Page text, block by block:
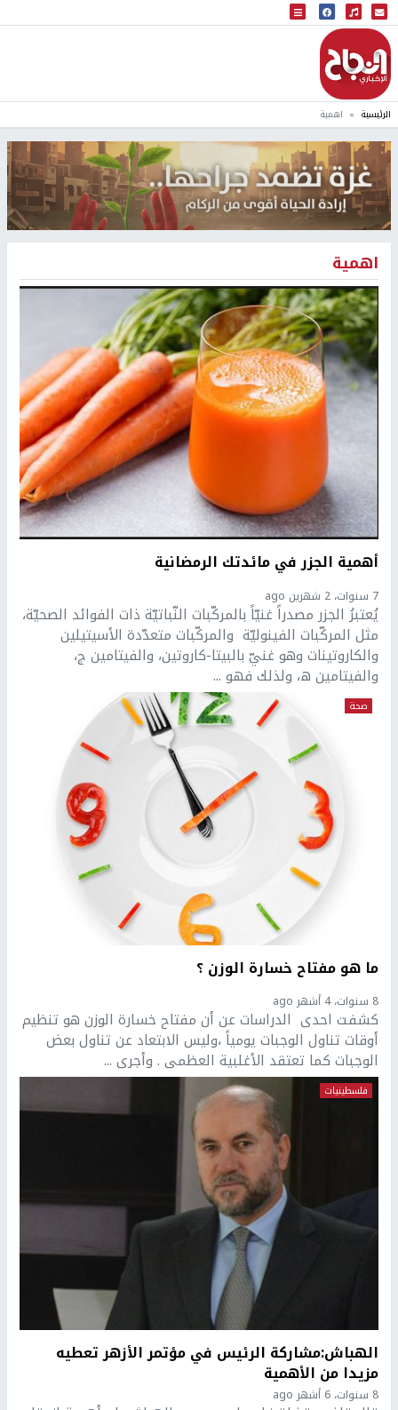
البث المباشر
إذاعة النجاح
الرئيسية اهمية
اهمية
أهمية الجزر في مائدتك الرمضانية
7 سنوات، 2 شهرين ago
يُعتبرُ الجزر مصدراً غنيّاً بالمركّبات النّباتيّة ذات الفوائد الصحيّة،
مثل المركّبات الفينوليّة والمركّبات متعدّدة الأسيتيلين
والكاروتينات وهو غنيّ بالبيتا-كاروتين، والفيتامين ج،
والفيتامين ھ، ولذلك فهو ...
صحة
ما هو مفتاح خسارة الوزن ؟
8 سنوات، 4 أشهر ago
كشفت احدى الدراسات عن أن مفتاح خسارة الوزن هو تنظيم
أوقات تناول الوجبات يومياً ،وليس الابتعاد عن تناول بعض
الوجبات كما تعتقد الأغلبية العظمى . وأجرى ...
فلسطينيات
الهباش:مشاركة الرئيس في مؤتمر الأزهر تعطيه
مزيدا من الأهمية
8 سنوات، 6 أشهر ago